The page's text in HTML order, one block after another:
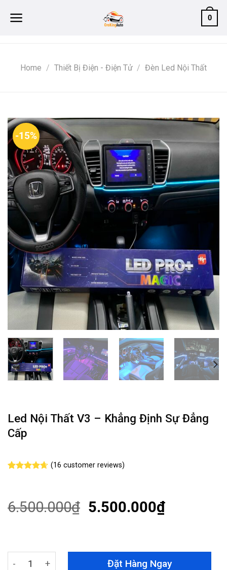
0
Home / Thiết Bị Điện - Điện Tử / Đèn Led Nội Thất
-15%
Led Nội Thất V3 – Khẳng Định Sự Đẳng
Cấp
customer
ratings
(16 customer reviews)
6.500.000₫ 5.500.000₫
Led Nội Thất V3 - Khẳng Định Sự Đẳng Cấp quantity
Đặt Hàng Ngay